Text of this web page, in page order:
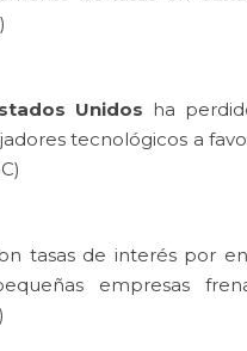
Unidos ha
tecnológicos a
tasas de interés por
empresas